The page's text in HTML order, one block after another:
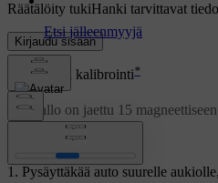
Räätälöity tukiHanki tarvittavat
Kirjaudu sisään
Päivitetty 19.03.2020
Kompassin kalibrointi*
Maapallo on jaettu 15
Pysäyttäkää auto suurelle